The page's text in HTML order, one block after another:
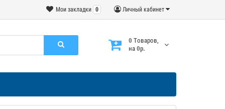
Личный кабинет
Мои закладки 0
0 Tоваров,
на 0р.